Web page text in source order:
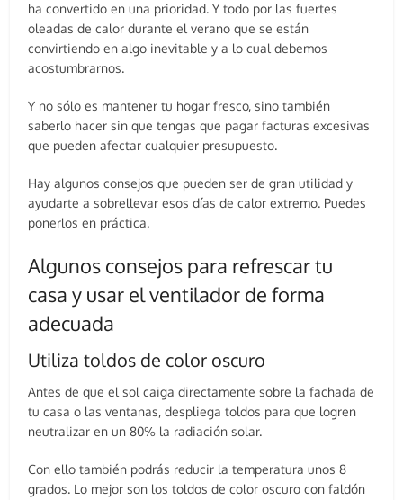
ha convertido en una prioridad. Y todo por las fuertes
oleadas de calor durante el verano que se están
convirtiendo en algo inevitable y a lo cual debemos
acostumbrarnos.
Y no sólo es mantener tu hogar fresco, sino también
saberlo hacer sin que tengas que pagar facturas excesivas
que pueden afectar cualquier presupuesto.
Hay algunos consejos que pueden ser de gran utilidad y
ayudarte a sobrellevar esos días de calor extremo. Puedes
ponerlos en práctica.
Algunos consejos para refrescar tu
casa y usar el ventilador de forma
adecuada
Utiliza toldos de color oscuro
Antes de que el sol caiga directamente sobre la fachada de
tu casa o las ventanas, despliega toldos para que logren
neutralizar en un 80% la radiación solar.
Con ello también podrás reducir la temperatura unos 8
grados. Lo mejor son los toldos de color oscuro con faldón